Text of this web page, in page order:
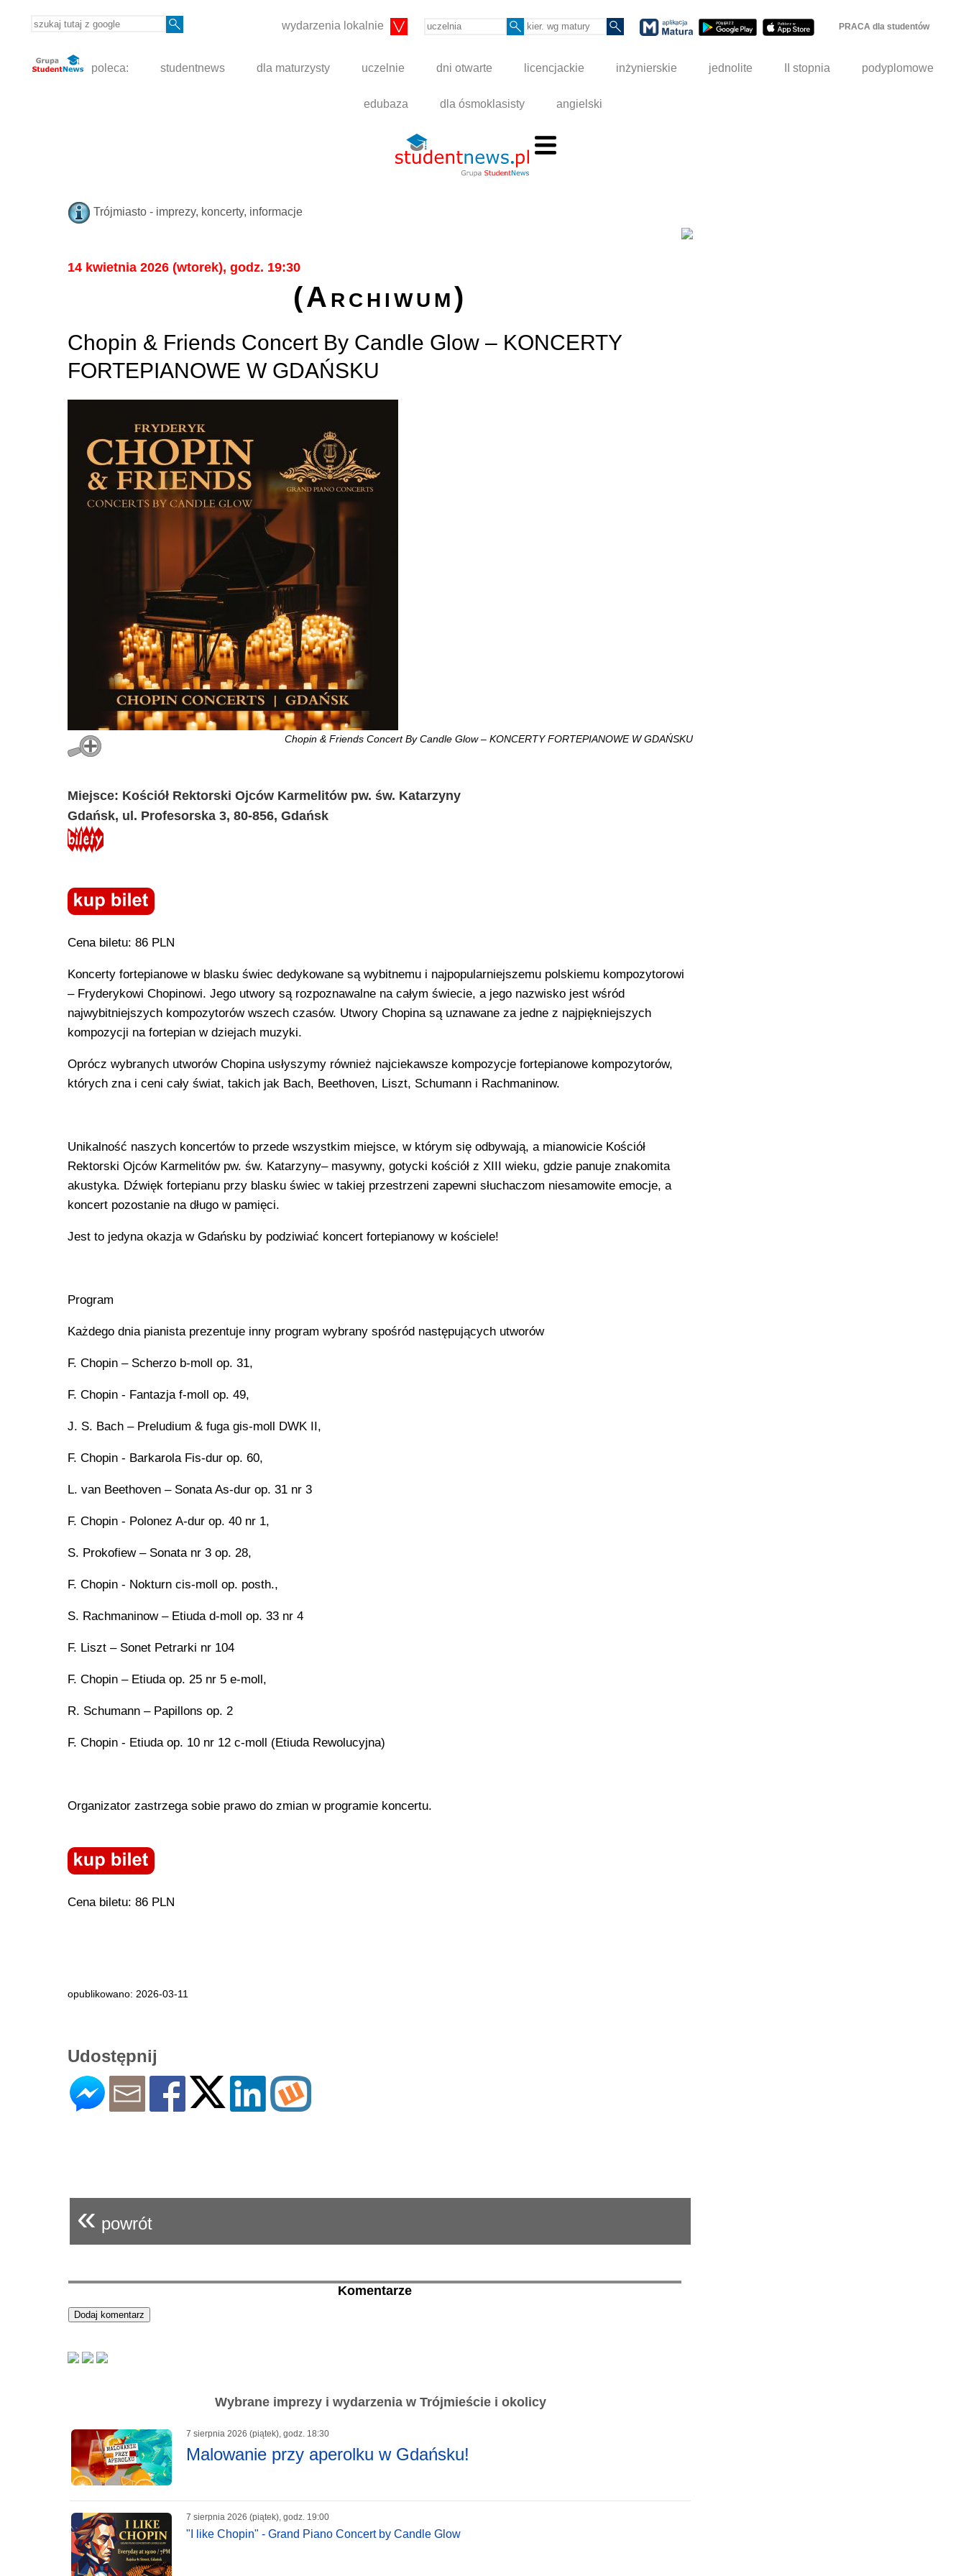
wydarzenia lokalnie PRACA dla studentów
poleca: studentnews dla maturzysty uczelnie dni otwarte licencjackie inżynierskie jednolite II stopnia podyplomowe
edubaza dla ósmoklasisty angielski
Trójmiasto - imprezy, koncerty, informacje
14 kwietnia 2026 (wtorek), godz. 19:30
(Archiwum)
Chopin & Friends Concert By Candle Glow – KONCERTY
FORTEPIANOWE W GDAŃSKU
Chopin & Friends Concert By Candle Glow – KONCERTY FORTEPIANOWE W GDAŃSKU
Miejsce: Kościół Rektorski Ojców Karmelitów pw. św. Katarzyny
Gdańsk, ul. Profesorska 3, 80-856, Gdańsk
Cena biletu: 86 PLN
Koncerty fortepianowe w blasku świec dedykowane są wybitnemu i najpopularniejszemu polskiemu kompozytorowi
– Fryderykowi Chopinowi. Jego utwory są rozpoznawalne na całym świecie, a jego nazwisko jest wśród
najwybitniejszych kompozytorów wszech czasów. Utwory Chopina są uznawane za jedne z najpiękniejszych
kompozycji na fortepian w dziejach muzyki.
Oprócz wybranych utworów Chopina usłyszymy również najciekawsze kompozycje fortepianowe kompozytorów,
których zna i ceni cały świat, takich jak Bach, Beethoven, Liszt, Schumann i Rachmaninow.
Unikalność naszych koncertów to przede wszystkim miejsce, w którym się odbywają, a mianowicie Kościół
Rektorski Ojców Karmelitów pw. św. Katarzyny– masywny, gotycki kościół z XIII wieku, gdzie panuje znakomita
akustyka. Dźwięk fortepianu przy blasku świec w takiej przestrzeni zapewni słuchaczom niesamowite emocje, a
koncert pozostanie na długo w pamięci.
Jest to jedyna okazja w Gdańsku by podziwiać koncert fortepianowy w kościele!
Program
Każdego dnia pianista prezentuje inny program wybrany spośród następujących utworów
F. Chopin – Scherzo b-moll op. 31,
F. Chopin - Fantazja f-moll op. 49,
J. S. Bach – Preludium & fuga gis-moll DWK II,
F. Chopin - Barkarola Fis-dur op. 60,
L. van Beethoven – Sonata As-dur op. 31 nr 3
F. Chopin - Polonez A-dur op. 40 nr 1,
S. Prokofiew – Sonata nr 3 op. 28,
F. Chopin - Nokturn cis-moll op. posth.,
S. Rachmaninow – Etiuda d-moll op. 33 nr 4
F. Liszt – Sonet Petrarki nr 104
F. Chopin – Etiuda op. 25 nr 5 e-moll,
R. Schumann – Papillons op. 2
F. Chopin - Etiuda op. 10 nr 12 c-moll (Etiuda Rewolucyjna)
Organizator zastrzega sobie prawo do zmian w programie koncertu.
Cena biletu: 86 PLN
opublikowano: 2026-03-11
Udostępnij
« powrót
Komentarze
Wybrane imprezy i wydarzenia w Trójmieście i okolicy
7 sierpnia 2026 (piątek), godz. 18:30
Malowanie przy aperolku w Gdańsku!
7 sierpnia 2026 (piątek), godz. 19:00
"I like Chopin" - Grand Piano Concert by Candle Glow